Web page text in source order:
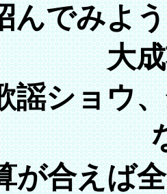
んでみよ
大
謡ショウ
が合えば